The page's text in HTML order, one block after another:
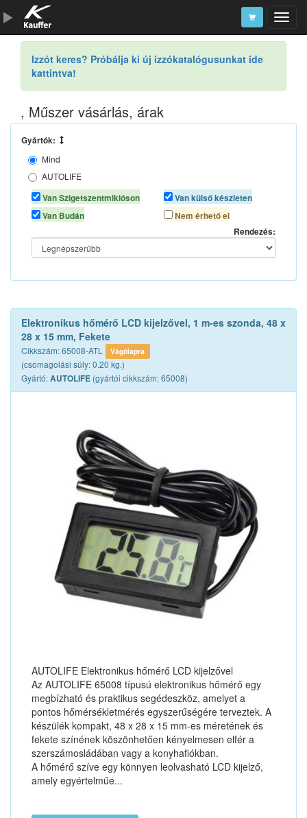
Szerszámkatalógus
Alkatrészek
Izzót keres? Próbálja ki új izzókatalógusunkat ide
kattintva!
, Műszer vásárlás, árak
Gyártók:
Mind
AUTOLIFE
AUTOMAX
Van Szigetszentmiklóson
Van Budán
Van külső készleten
Nem érhető el
Rendezés:
Elektronikus hőmérő LCD kijelzővel, 1 m-es szonda, 48 x
28 x 15 mm, Fekete
Cikkszám: 65008-ATL Vágólapra
(csomagolási súly: 0.20 kg.)
Gyártó:AUTOLIFE (gyártói cikkszám: 65008)
AUTOLIFE Elektronikus hőmérő LCD kijelzővel
Az AUTOLIFE 65008 típusú elektronikus hőmérő egy
megbízható és praktikus segédeszköz, amelyet a
pontos hőmérsékletmérés egyszerűségére terveztek. A
készülék kompakt, 48 x 28 x 15 mm-es méretének és
fekete színének köszönhetően kényelmesen elfér a
szerszámosládában vagy a konyhafiókban.
A hőmérő szíve egy könnyen leolvasható LCD kijelző,
amely egyértelműe...